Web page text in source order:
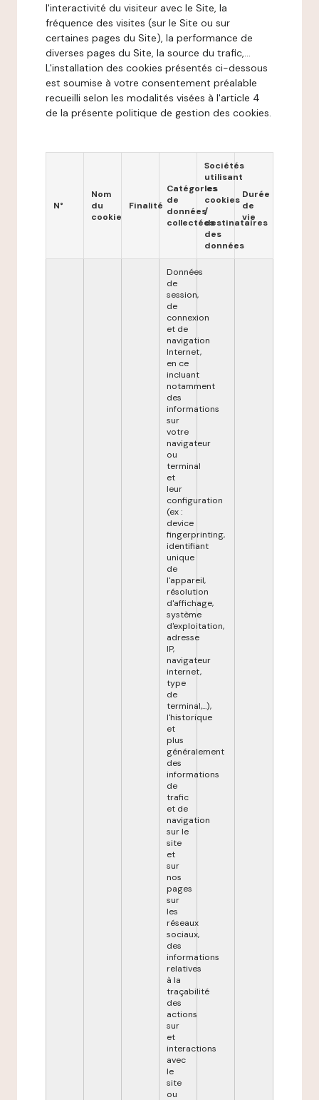
l'interactivité du visiteur avec le Site, la
fréquence des visites (sur le Site ou sur
certaines pages du Site), la performance de
diverses pages du Site, la source du trafic,...
L'installation des cookies présentés ci-dessous
est soumise à votre consentement préalable
recueilli selon les modalités visées à l'article 4
de la présente politique de gestion des cookies.
N°
Nom
du
cookie
Finalité
Catégories
de
données
collectées
Sociétés
utilisant
les
cookies
/
destinataires
des
données
Durée
de
vie
Données
de
session,
de
connexion
et de
navigation
Internet,
en ce
incluant
notamment
des
informations
sur
votre
navigateur
ou
terminal
et
leur
configuration
(ex :
device
fingerprinting,
identifiant
unique
de
l'appareil,
résolution
d'affichage,
système
d'exploitation,
adresse
IP,
navigateur
internet,
type
de
terminal,...),
l'historique
et
plus
généralement
des
informations
de
trafic
et de
navigation
sur le
site
et
sur
nos
pages
sur
les
réseaux
sociaux,
des
informations
relatives
à la
traçabilité
des
actions
sur
et
interactions
avec
le
site
ou